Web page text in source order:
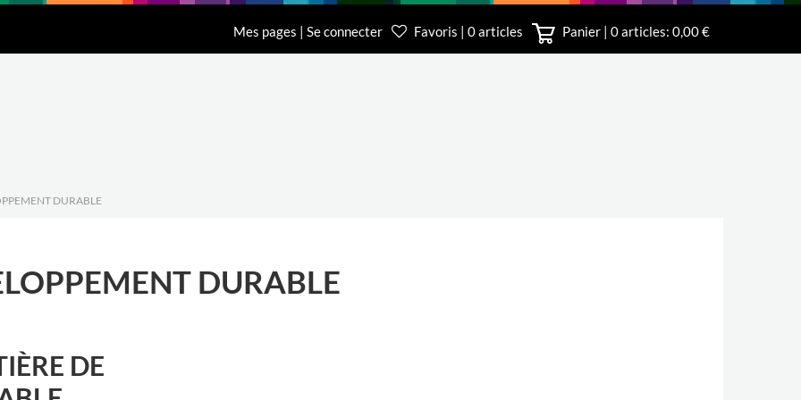
Mes pages | Se connecter Favoris | 0 articles Panier | 0articles: 0,00 €
01 64 68 06 06
Accueil Eurobib Direct
01 86 65 59 70
DURABLE
DURABLE
DE